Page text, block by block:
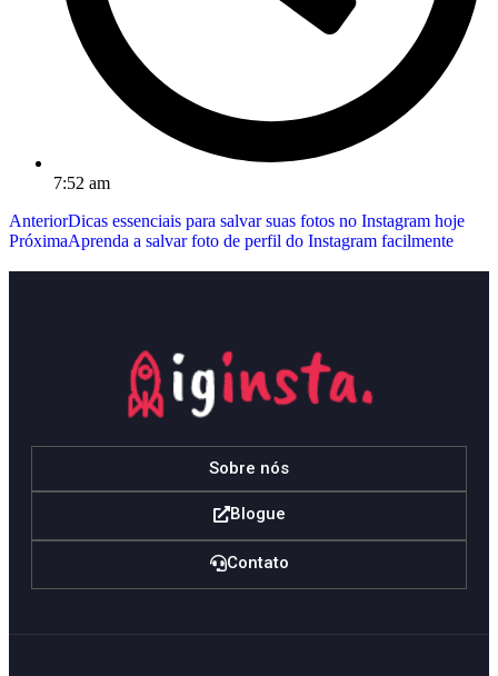
7:52 am
AnteriorDicas essenciais para salvar suas fotos no Instagram hoje
PróximaAprenda a salvar foto de perfil do Instagram facilmente
Sobre nós
Blogue
Contato